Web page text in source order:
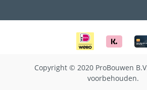
Copyright © 2020 ProBouwen
voorbehouden.